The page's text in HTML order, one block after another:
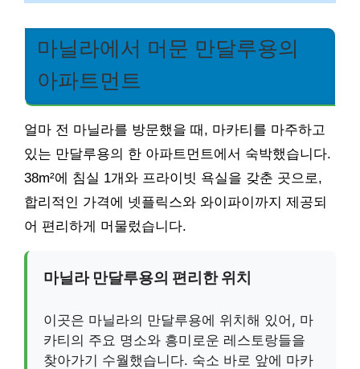
마닐라에서 머문 만달루용의
아파트먼트
얼마 전 마닐라를 방문했을 때, 마카티를 마주하고
있는 만달루용의 한 아파트먼트에서 숙박했습니다.
38m²에 침실 1개와 프라이빗 욕실을 갖춘 곳으로,
합리적인 가격에 넷플릭스와 와이파이까지 제공되
어 편리하게 머물렀습니다.
마닐라 만달루용의 편리한 위치
이곳은 마닐라의 만달루용에 위치해 있어, 마
카티의 주요 명소와 흥미로운 레스토랑들을
찾아가기 수월했습니다. 숙소 바로 앞에 마카